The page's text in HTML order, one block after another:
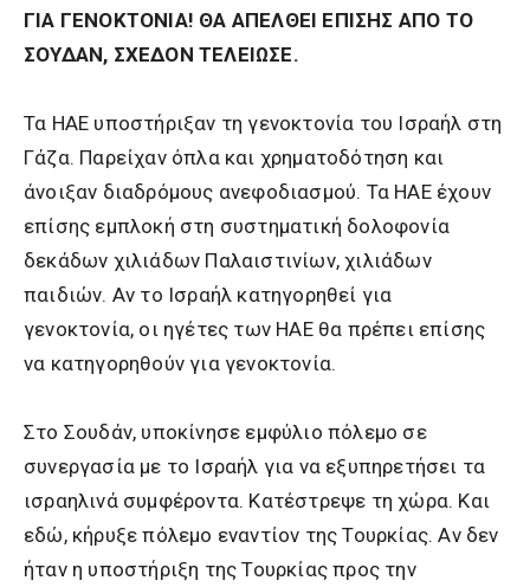
ΓΙΑ ΓΕΝΟΚΤΟΝΙΑ! ΘΑ ΑΠΕΛΘΕΙ ΕΠΙΣΗΣ ΑΠΟ ΤΟ
ΣΟΥΔΑΝ, ΣΧΕΔΟΝ ΤΕΛΕΙΩΣΕ.
Τα ΗΑΕ υποστήριξαν τη γενοκτονία του Ισραήλ στη
Γάζα. Παρείχαν όπλα και χρηματοδότηση και
άνοιξαν διαδρόμους ανεφοδιασμού. Τα ΗΑΕ έχουν
επίσης εμπλοκή στη συστηματική δολοφονία
δεκάδων χιλιάδων Παλαιστινίων, χιλιάδων
παιδιών. Αν το Ισραήλ κατηγορηθεί για
γενοκτονία, οι ηγέτες των ΗΑΕ θα πρέπει επίσης
να κατηγορηθούν για γενοκτονία.
Στο Σουδάν, υποκίνησε εμφύλιο πόλεμο σε
συνεργασία με το Ισραήλ για να εξυπηρετήσει τα
ισραηλινά συμφέροντα. Κατέστρεψε τη χώρα. Και
εδώ, κήρυξε πόλεμο εναντίον της Τουρκίας. Αν δεν
ήταν η υποστήριξη της Τουρκίας προς την